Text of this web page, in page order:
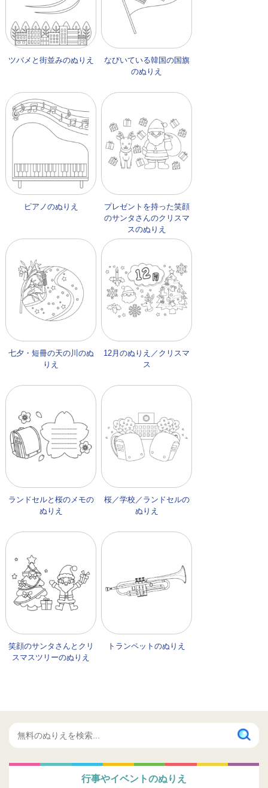
ツバメと街並みのぬりえ
なびいている韓国の国旗
のぬりえ
ピアノのぬりえ
プレゼントを持った笑顔
のサンタさんのクリスマ
スのぬりえ
七夕・短冊の天の川のぬ
りえ
12月のぬりえ／クリスマ
ス
ランドセルと桜のメモの
ぬりえ
桜／学校／ランドセルの
ぬりえ
笑顔のサンタさんとクリ
スマスツリーのぬりえ
トランペットのぬりえ
行事やイベントのぬりえ